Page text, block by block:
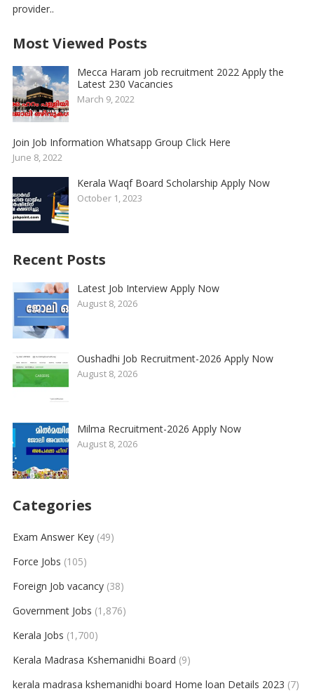
provider..
Most Viewed Posts
Mecca Haram job recruitment 2022 Apply the
Latest 230 Vacancies
March 9, 2022
Join Job Information Whatsapp Group Click Here
June 8, 2022
Kerala Waqf Board Scholarship Apply Now
October 1, 2023
Recent Posts
Latest Job Interview Apply Now
August 8, 2026
Oushadhi Job Recruitment-2026 Apply Now
August 8, 2026
Milma Recruitment-2026 Apply Now
August 8, 2026
Categories
Exam Answer Key(49)
Force Jobs (105)
Foreign Job vacancy(38)
Government Jobs (1,876)
Kerala Jobs (1,700)
Kerala Madrasa Kshemanidhi Board (9)
kerala madrasa kshemanidhi board Home loan Details 2023 (7)